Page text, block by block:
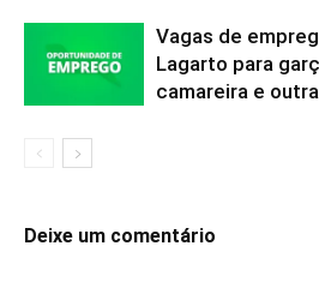
Vagas de
Lagarto para
camareira e
Deixe um comentário